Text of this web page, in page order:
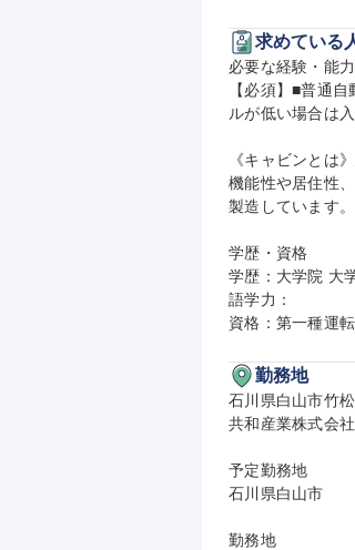
求めている
必要な経験・能
【必須】■普通
ルが低い場合は
《キャビンとは
機能性や居住性
製造しています
学歴・資格
学歴：大学院 大
語学力：
資格：第一種運
勤務地
石川県白山市竹
共和産業株式会社
予定勤務地
石川県白山市
勤務地